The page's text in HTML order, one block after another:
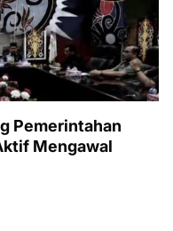
Pemerintahan
Mengawal